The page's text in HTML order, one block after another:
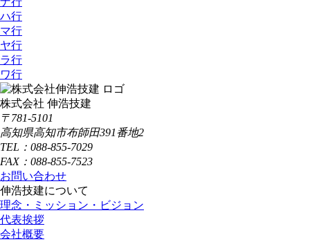
ハ行
マ行
ヤ行
ラ行
ワ行
株式会社 伸浩技建
〒781-5101
高知県高知市布師田391番地2
TEL：088-855-7029
FAX：088-855-7523
お問い合わせ
伸浩技建について
理念・ミッション・ビジョン
代表挨拶
会社概要